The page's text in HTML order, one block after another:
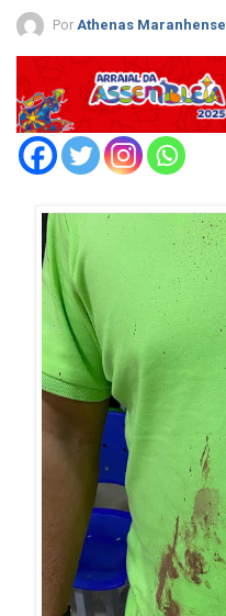
Por Athenas Maranhense